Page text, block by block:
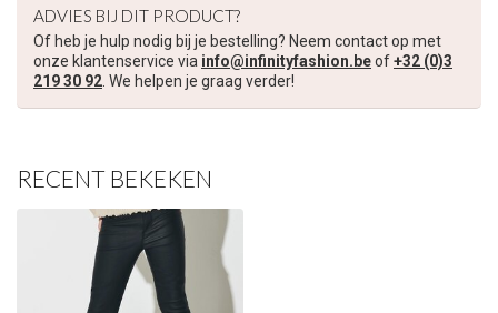
ADVIES BIJ DIT PRODUCT?
Of heb je hulp nodig bij je bestelling? Neem contact op met
onze klantenservice via info@infinityfashion.beof+32 (0)3
219 30 92. We helpen je graag verder!
RECENT BEKEKEN
over onze nieuwe collectie, en ontvang
volgende aankoop! 😀
Je korting is geldig bij een minimale bestelwaarde van €45,00